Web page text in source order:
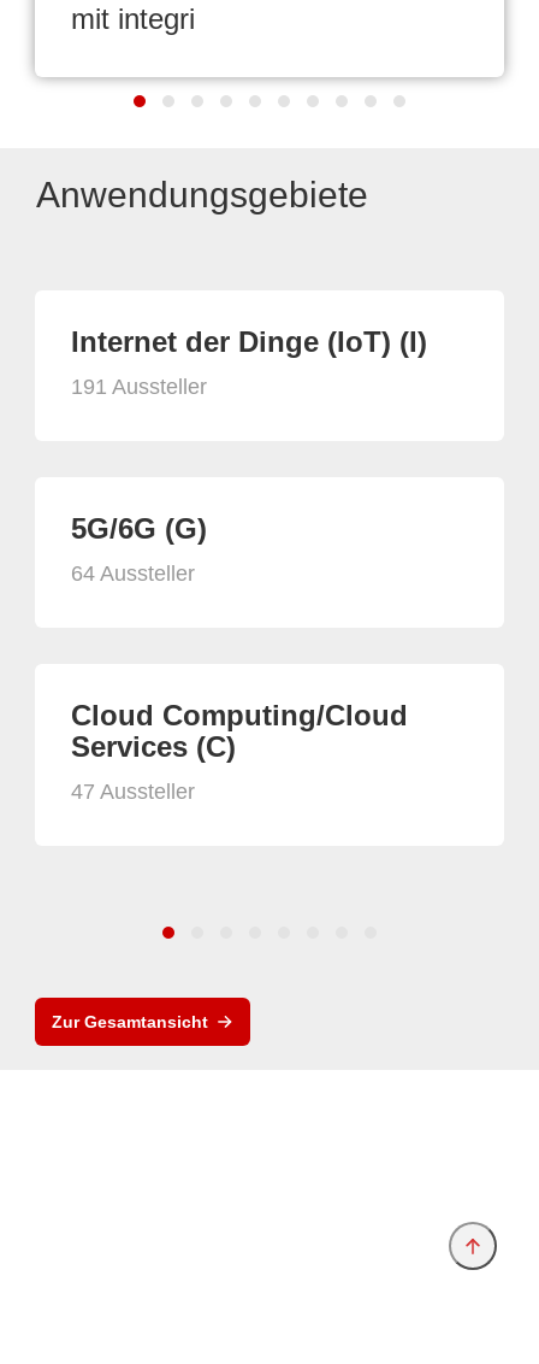
mit integri
Anwendungsgebiete
Internet der Dinge (IoT) (I)
191 Aussteller
5G/6G (G)
64 Aussteller
Cloud Computing/Cloud
Services (C)
47 Aussteller
Zur Gesamtansicht